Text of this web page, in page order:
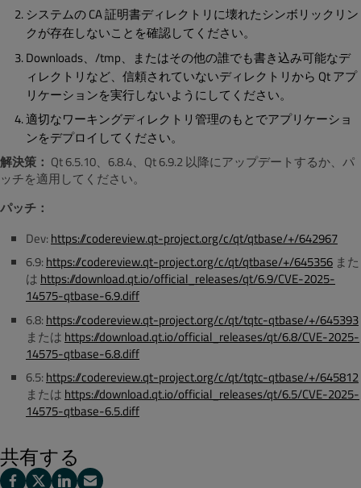
システムの CA 証明書ディレクトリに壊れたシンボリックリン
クが存在しないことを確認してください。
Downloads、/tmp、またはその他の誰でも書き込み可能なデ
ィレクトリなど、信頼されていないディレクトリから Qt アプ
リケーションを実行しないようにしてください。
適切なワーキングディレクトリ管理のもとでアプリケーショ
ンをデプロイしてください。
解決策： Qt 6.5.10、6.8.4、Qt 6.9.2 以降にアップデートするか、パ
ッチを適用してください。
パッチ：
Dev: https://codereview.qt-project.org/c/qt/qtbase/+/642967
6.9: https://codereview.qt-project.org/c/qt/qtbase/+/645356 また
は https://download.qt.io/official_releases/qt/6.9/CVE-2025-
14575-qtbase-6.9.diff
6.8: https://codereview.qt-project.org/c/qt/tqtc-qtbase/+/645393
または https://download.qt.io/official_releases/qt/6.8/CVE-2025-
14575-qtbase-6.8.diff
6.5: https://codereview.qt-project.org/c/qt/tqtc-qtbase/+/645812
または https://download.qt.io/official_releases/qt/6.5/CVE-2025-
14575-qtbase-6.5.diff
共有する